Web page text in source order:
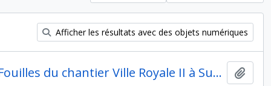
Afficher les résultats avec des objets numériques
Préparation de la publication de Pierre de Miroschedji « Fouilles du chantier Ville Royale II à Suse. Les niveaux élamites.